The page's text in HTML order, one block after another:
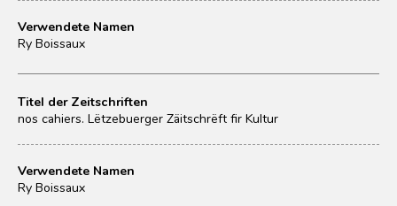
Verwendete Namen
Ry Boissaux
Titel der Zeitschriften
nos cahiers. Lëtzebuerger Zäitschrëft fir Kultur
Verwendete Namen
Ry Boissaux